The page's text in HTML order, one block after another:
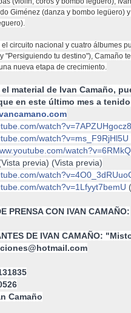
Giménez (danza y bombo legüero)
circuito nacional y cuatro álbumes
"Persiguiendo tu destino"), Camaño
nueva etapa de crecimiento.
material de Ivan Camaño,
en este último mes a
watch?v=7APZUHgocz8
watch?v=ms_F9RjHl5U
previa) (Vista previa)
watch?v=1Lfyyt7bemU
PRENSA CON IVAN CAMAÑO:
DE IVAN CAMAÑO:
Camaño